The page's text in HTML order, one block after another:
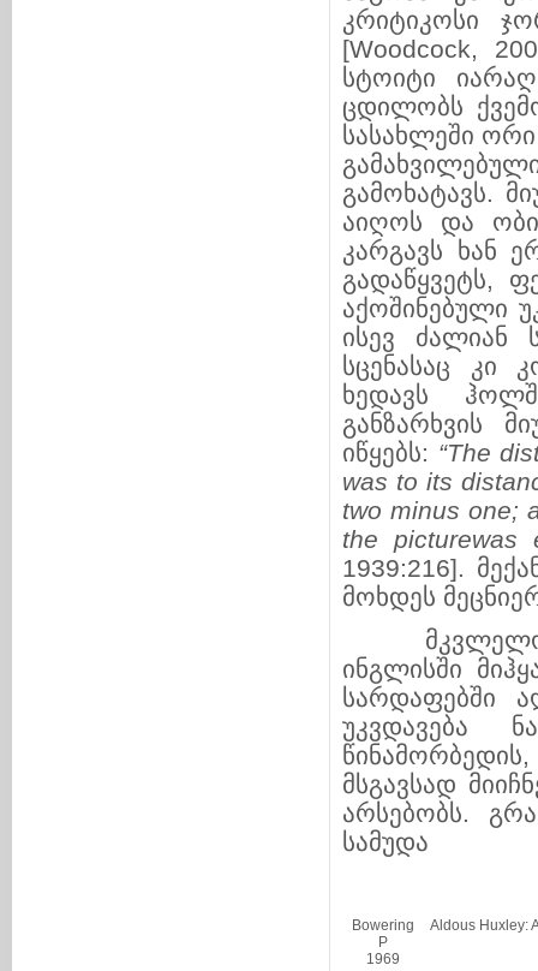
კრიტიკოსი
[Woodcock,
სტოიტი
ცდილობს
სასახლეში
გამოხატავს.
აიღოს და
კარგავს ხან
გადაწყვეტს,
აქოშინებული
ისევ ძალიან
სცენასაც კი
ხედავს
განზარხვის
იწყებს: “The
was to its
two minus one;
the
1939:216].
მოხდეს
ინგლისში
სარდაფებში
უკვდავება
მსგავსად
არსებობს.
სამუდა
Bowering
P
1969
Aldous Huxley: